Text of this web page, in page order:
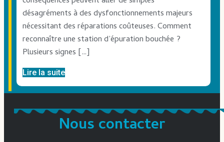
désagréments à des dysfonctionnements majeurs
nécessitant des réparations coûteuses. Comment
reconnaître une station d’épuration bouchée ?
Plusieurs signes […]
Lire la suite
Nous contacter